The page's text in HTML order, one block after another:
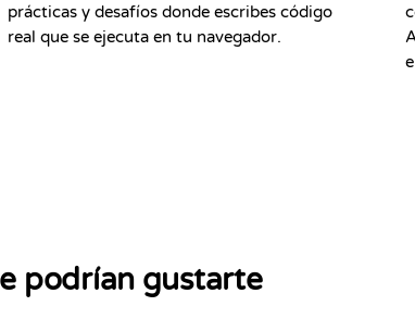
prácticas y desafíos donde escribes código
real que se ejecuta en tu navegador.
podrían gustarte